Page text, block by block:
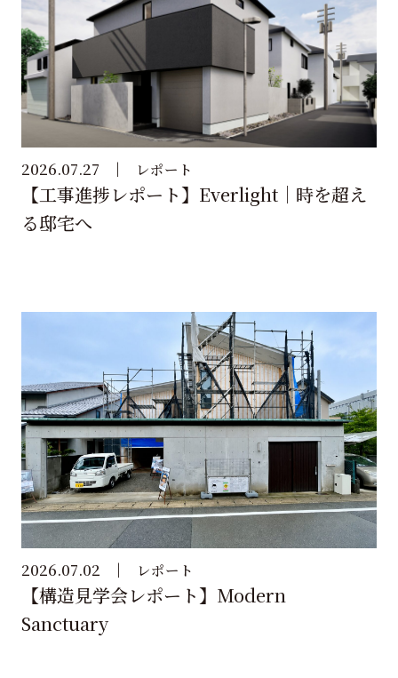
2026.07.27 レポート
【工事進捗レポート】Everlight｜時を超え
る邸宅へ
2026.07.02 レポート
【構造見学会レポート】Modern
Sanctuary